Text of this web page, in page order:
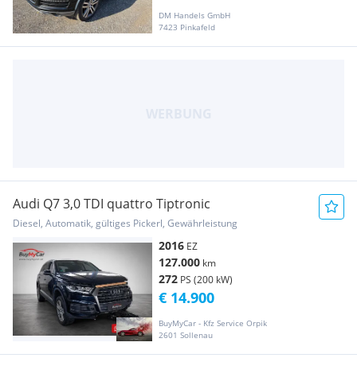
DM Handels GmbH
7423 Pinkafeld
Audi Q7 3,0 TDI quattro Tiptronic
Diesel, Automatik, gültiges Pickerl, Gewährleistung
2016 EZ
127.000 km
272 PS (200 kW)
BuyMyCar - Kfz Service Orpik
2601 Sollenau
€ 14.900